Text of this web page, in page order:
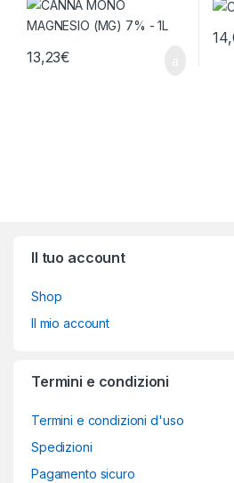
13,23€
Il tuo account
Shop
Il mio account
Termini e condizioni
Termini e condizioni d'uso
Spedizioni
Pagamento sicuro